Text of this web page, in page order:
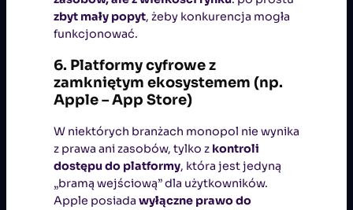
zbyt mały popyt, żeby konkurencja mogła
funkcjonować.
6. Platformy cyfrowe z
zamkniętym ekosystemem (np.
Apple – App Store)
W niektórych branżach monopol nie wynika
z prawa ani zasobów, tylko z kontroli
dostępu do platformy, która jest jedyną
„bramą wejściową” dla użytkowników.
Apple posiada wyłączne prawo do